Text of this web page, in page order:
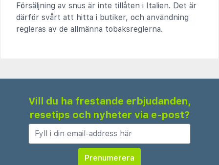
Försäljning av snus är inte tillåten i Italien. Det är
därför svårt att hitta i butiker, och användning
regleras av de allmänna tobaksreglerna.
Vill du ha frestande erbjudanden,
resetips och nyheter via e-post?